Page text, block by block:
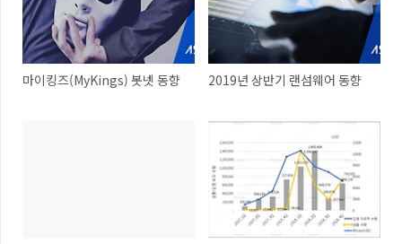
마이킹즈(MyKings) 봇넷 동향 2019년 상반기 랜섬웨어 동향